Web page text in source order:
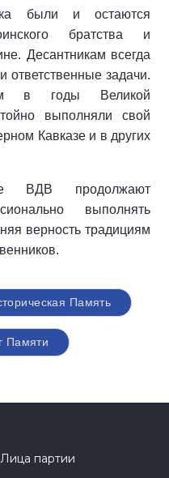
были и остаются
братства и
Десантникам всегда
ответственные задачи.
в годы Великой
выполняли свой
Кавказе и в других
ВДВ продолжают
выполнять
верность традициям
Память
Памяти
Лица партии